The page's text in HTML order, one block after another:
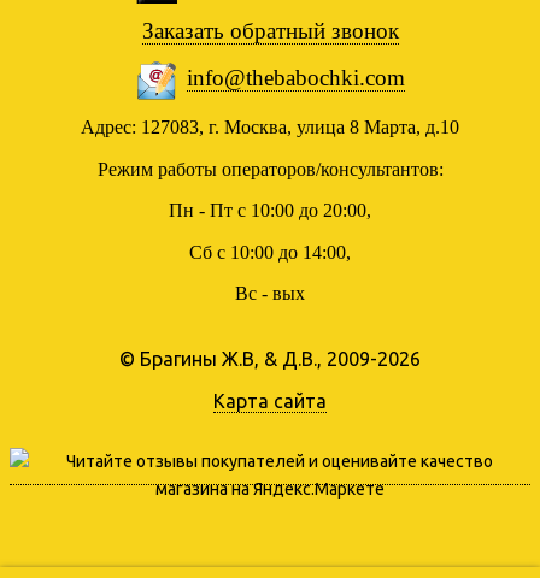
Заказать обратный звонок
info@thebabochki.com
Адрес: 127083, г. Москва, улица 8 Марта, д.10
Режим работы операторов/консультантов:
Пн - Пт с 10:00 до 20:00,
Сб с 10:00 до 14:00,
Вс - вых
© Брагины Ж.В, & Д.В., 2009-2026
Карта сайта